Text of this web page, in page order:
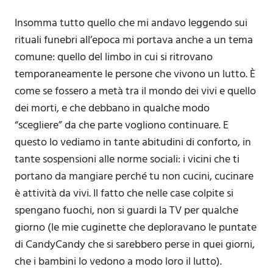
Insomma tutto quello che mi andavo leggendo sui
rituali funebri all’epoca mi portava anche a un tema
comune: quello del limbo in cui si ritrovano
temporaneamente le persone che vivono un lutto. È
come se fossero a metà tra il mondo dei vivi e quello
dei morti, e che debbano in qualche modo
“scegliere” da che parte vogliono continuare. E
questo lo vediamo in tante abitudini di conforto, in
tante sospensioni alle norme sociali: i vicini che ti
portano da mangiare perché tu non cucini, cucinare
è attività da vivi. Il fatto che nelle case colpite si
spengano fuochi, non si guardi la TV per qualche
giorno (le mie cuginette che deploravano le puntate
di CandyCandy che si sarebbero perse in quei giorni,
che i bambini lo vedono a modo loro il lutto).